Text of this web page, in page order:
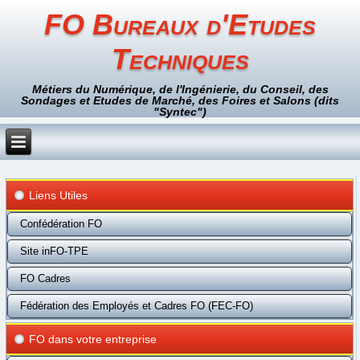
FO Bureaux d'Etudes
Techniques
Métiers du Numérique, de l'Ingénierie, du Conseil, des
Sondages et Etudes de Marché, des Foires et Salons (dits
"Syntec")
Liens Utiles
Confédération FO
Site inFO-TPE
FO Cadres
Fédération des Employés et Cadres FO (FEC-FO)
FO dans votre entreprise